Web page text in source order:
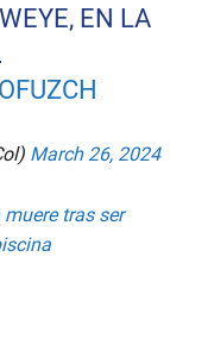
EN LA
March 26, 2024
muere tras ser